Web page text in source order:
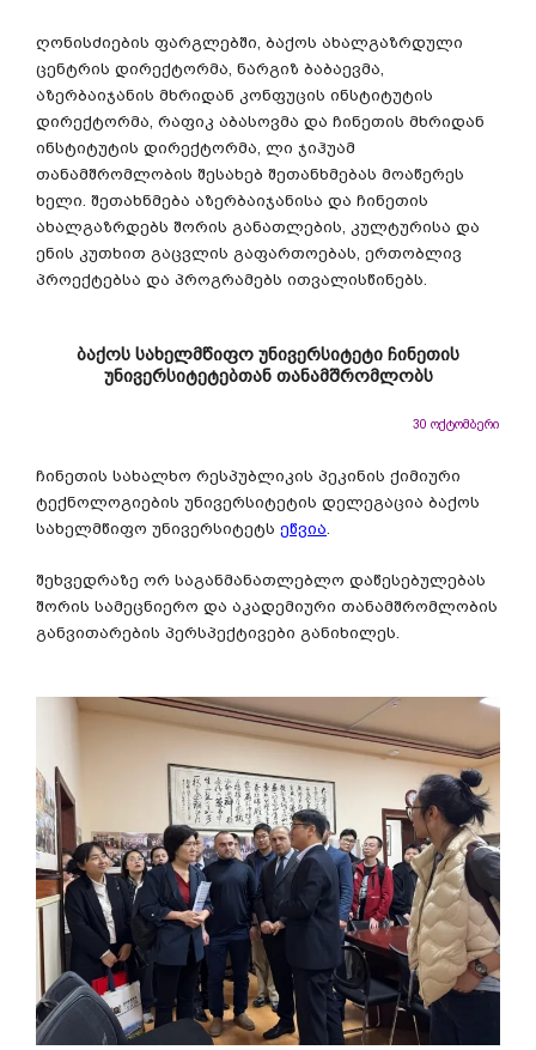
ღონისძიების ფარგლებში, ბაქოს ახალგაზრდული
ცენტრის დირექტორმა, ნარგიზ ბაბაევმა,
აზერბაიჯანის მხრიდან კონფუცის ინსტიტუტის
დირექტორმა, რაფიკ აბასოვმა და ჩინეთის მხრიდან
ინსტიტუტის დირექტორმა, ლი ჯიჰუამ
თანამშრომლობის შესახებ შეთანხმებას მოაწერეს
ხელი. შეთახნმება აზერბაიჯანისა და ჩინეთის
ახალგაზრდებს შორის განათლების, კულტურისა და
ენის კუთხით გაცვლის გაფართოებას, ერთობლივ
პროექტებსა და პროგრამებს ითვალისწინებს.
ბაქოს სახელმწიფო უნივერსიტეტი ჩინეთის
უნივერსიტეტებთან თანამშრომლობს
30 ოქტომბერი
ჩინეთის სახალხო რესპუბლიკის პეკინის ქიმიური
ტექნოლოგიების უნივერსიტეტის დელეგაცია ბაქოს
სახელმწიფო უნივერსიტეტს ეწვია
შეხვედრაზე ორ საგანმანათლებლო დაწესებულებას
შორის სამეცნიერო და აკადემიური თანამშრომლობის
განვითარების პერსპექტივები განიხილეს.